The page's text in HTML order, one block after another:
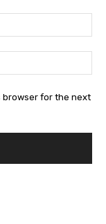
browser for the next